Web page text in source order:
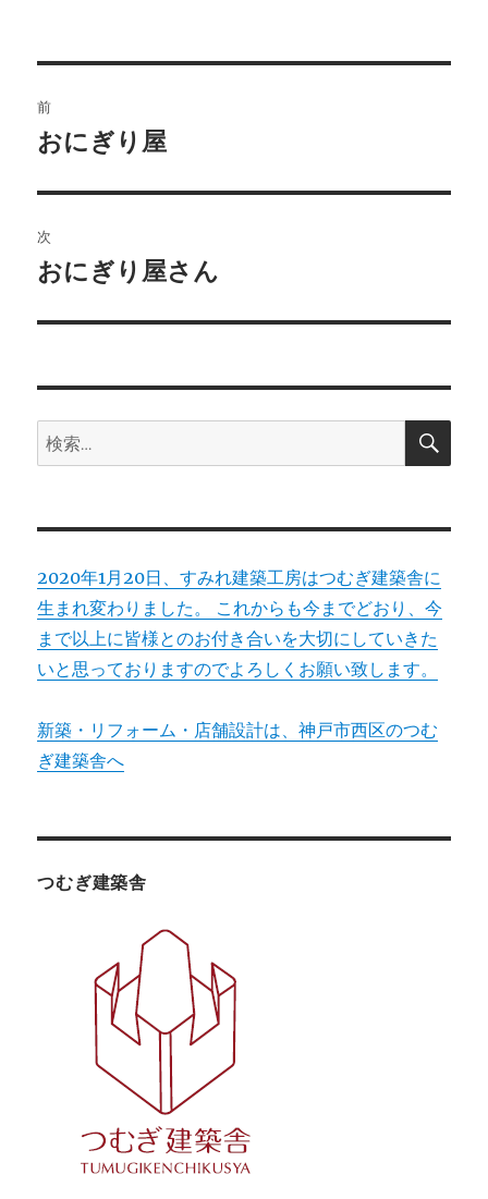
稿
ビ
ゲ
ー
ン
前
前
投
稿:
おにぎり屋
次
次
投
おにぎり屋さん
検
索:
検
2020年1月20日、すみれ建築工房はつむぎ建築舎に
生まれ変わりました。 これからも今までどおり、今
まで以上に皆様とのお付き合いを大切にしていきた
いと思っておりますのでよろしくお願い致します。
新築・リフォーム・店舗設計は、神戸市西区のつむ
ぎ建築舎へ
つむぎ建築舎